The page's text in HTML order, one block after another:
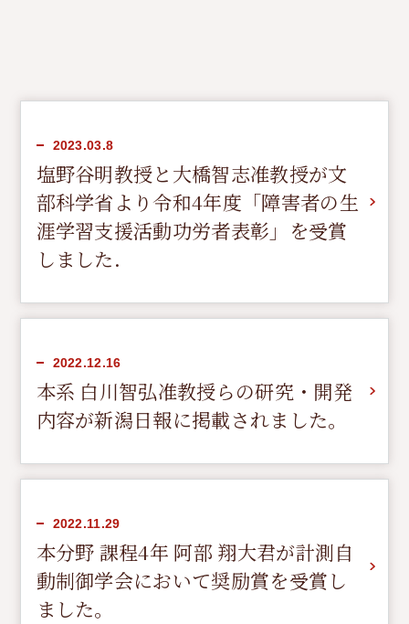
検
研究室紹介
就職情報
入学方法
高専からの入学方法
オープンキャンパス
学習・教育目標
研究倫理ガイドライン
2023.03.8
塩野谷明教授と大橋智志准教授が文
部科学省より令和4年度「障害者の生
涯学習支援活動功労者表彰」を受賞
しました．
2022.12.16
本系 白川智弘准教授らの研究・開発
内容が新潟日報に掲載されました。
2022.11.29
本分野 課程4年 阿部 翔大君が計測自
動制御学会において奨励賞を受賞し
ました。